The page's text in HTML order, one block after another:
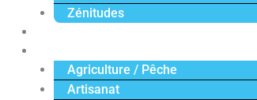
Zénitudes
Agriculture / Pêche
Artisanat